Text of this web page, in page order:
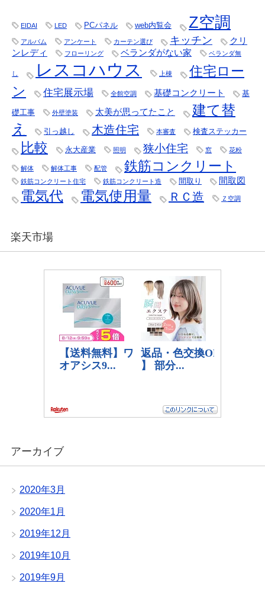
EIDAI LED PCパネル web内覧会 Z空調
アルバム アンケート カーテン選び キッチン
クリ
ンレディ
フローリング ベランダがない家 ベランダ無
し レスコハウス 上棟
住宅ロー
ン
住宅展示場 全館空調 基礎コンクリート 基
礎工事 外壁塗装 太美が思ってたこと
建て替
え
引っ越し 木造住宅 本審査 検査ステッカー
比較 永大産業 照明 狭小住宅 窓 花粉
解体 解体工事 配管 鉄筋コンクリート
鉄筋コンクリート住宅 鉄筋コンクリート造 間取り 間取図
電気代 電気使用量 ＲＣ造 Ｚ空調
楽天市場
アーカイブ
2020年3月
2020年1月
2019年12月
2019年10月
2019年9月